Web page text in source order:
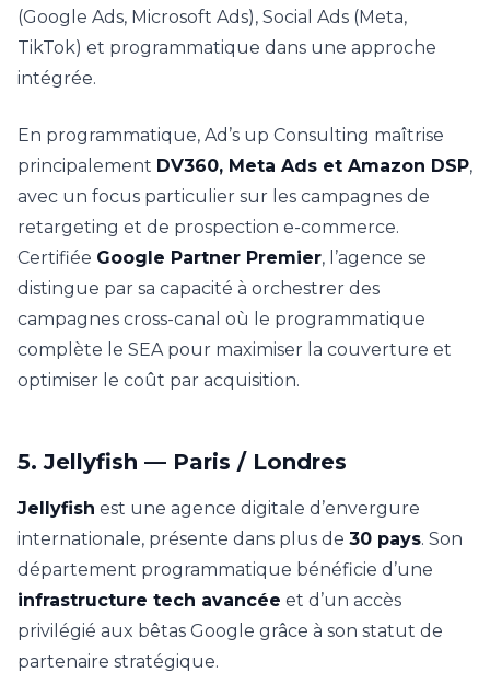
(Google Ads, Microsoft Ads), Social Ads (Meta,
TikTok) et programmatique dans une approche
intégrée.
En programmatique, Ad’s up Consulting maîtrise
principalement DV360, Meta Ads et Amazon DSP,
avec un focus particulier sur les campagnes de
retargeting et de prospection e-commerce.
Certifiée Google Partner Premier, l’agence se
distingue par sa capacité à orchestrer des
campagnes cross-canal où le programmatique
complète le SEA pour maximiser la couverture et
optimiser le coût par acquisition.
5. Jellyfish — Paris / Londres
Jellyfish est une agence digitale d’envergure
internationale, présente dans plus de 30 pays. Son
département programmatique bénéficie d’une
infrastructure tech avancée et d’un accès
privilégié aux bêtas Google grâce à son statut de
partenaire stratégique.